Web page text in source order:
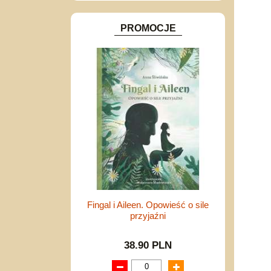
PROMOCJE
Fingal i Aileen. Opowieść o sile
przyjaźni
38.90 PLN